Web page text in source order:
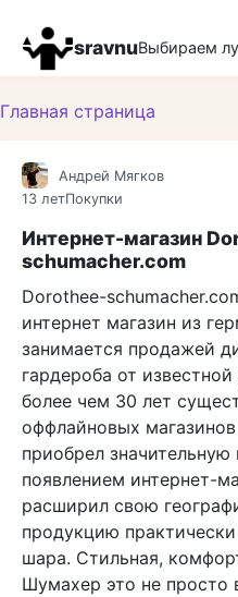
контенту
sravnuВыбираем
Главная страница
Андрей Мягков
13 летПокупки
Интернет-магазин
schumacher.com
Dorothee-
интернет магазин из
занимается продажей
гардероба от
более чем 30 лет
оффлайновых
приобрел значительную
появлением интернет-
расширил свою
продукцию
шара. Стильная,
Шумахер это не просто